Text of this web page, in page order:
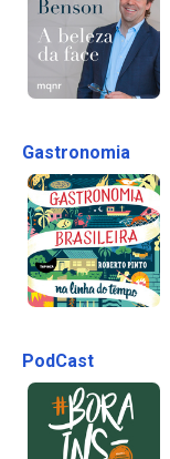
Gastronomia
PodCast